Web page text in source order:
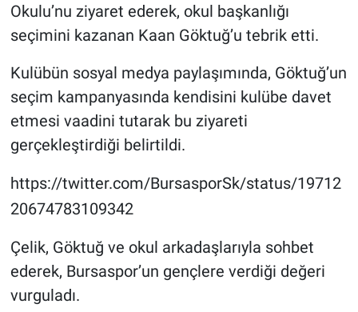
Okulu’nu ziyaret ederek, okul başkanlığı
seçimini kazanan Kaan Göktuğ’u tebrik etti.
Kulübün sosyal medya paylaşımında, Göktuğ’un
seçim kampanyasında kendisini kulübe davet
etmesi vaadini tutarak bu ziyareti
gerçekleştirdiği belirtildi.
https://twitter.com/BursasporSk/status/19712
20674783109342
Çelik, Göktuğ ve okul arkadaşlarıyla sohbet
ederek, Bursaspor’un gençlere verdiği değeri
vurguladı.